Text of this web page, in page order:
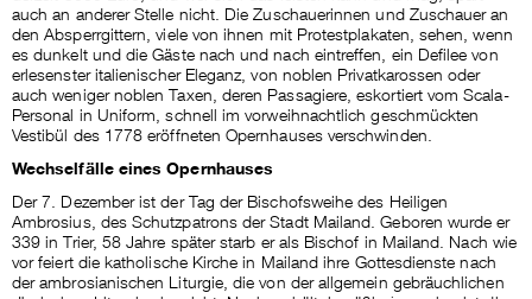
auch an anderer Stelle nicht. Die Zuschauerinnen und Zuschauer an
den Absperrgittern, viele von ihnen mit Protestplakaten, sehen, wenn
es dunkelt und die Gäste nach und nach eintreffen, ein Defilee von
erlesenster italienischer Eleganz, von noblen Privatkarossen oder
auch weniger noblen Taxen, deren Passagiere, eskortiert vom Scala-
Personal in Uniform, schnell im vorweihnachtlich geschmückten
Vestibül des 1778 eröffneten Opernhauses verschwinden.
Wechselfälle eines Opernhauses
Der 7. Dezember ist der Tag der Bischofsweihe des Heiligen
Ambrosius, des Schutzpatrons der Stadt Mailand. Geboren wurde er
339 in Trier, 58 Jahre später starb er als Bischof in Mailand. Nach wie
vor feiert die katholische Kirche in Mailand ihre Gottesdienste nach
der ambrosianischen Liturgie, die von der allgemein gebräuchlichen